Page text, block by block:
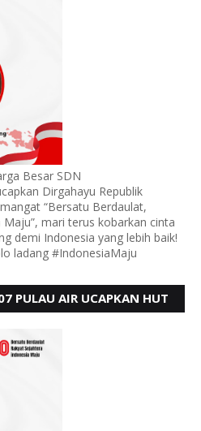
Besar SDN
Dirgahayu Republik
“Bersatu Berdaulat,
mari terus kobarkan cinta
demi Indonesia yang lebih baik!
ladang #IndonesiaMaju
PULAU AIR UCAPKAN HUT